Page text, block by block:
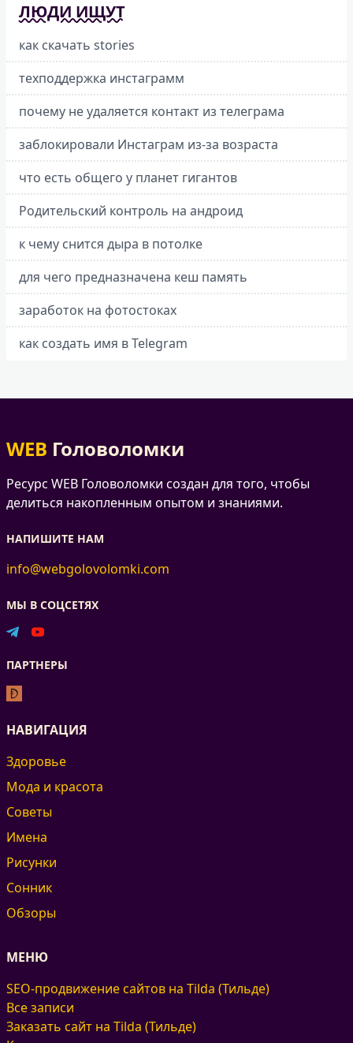
ЛЮДИ ИЩУТ
как скачать stories
техподдержка инстаграмм
почему не удаляется контакт из телеграма
заблокировали Инстаграм из-за возраста
что есть общего у планет гигантов
Родительский контроль на андроид
к чему снится дыра в потолке
для чего предназначена кеш память
заработок на фотостоках
как создать имя в Telegram
WEB Головоломки
Ресурс WEB Головоломки создан для того, чтобы
делиться накопленным опытом и знаниями.
НАПИШИТЕ НАМ
info@webgolovolomki.com
МЫ В СОЦСЕТЯХ
ПАРТНЕРЫ
НАВИГАЦИЯ
Здоровье
Мода и красота
Советы
Имена
Рисунки
Сонник
Обзоры
МЕНЮ
SEO-продвижение сайтов на Tilda (Тильде)
Все записи
Заказать сайт на Tilda (Тильде)